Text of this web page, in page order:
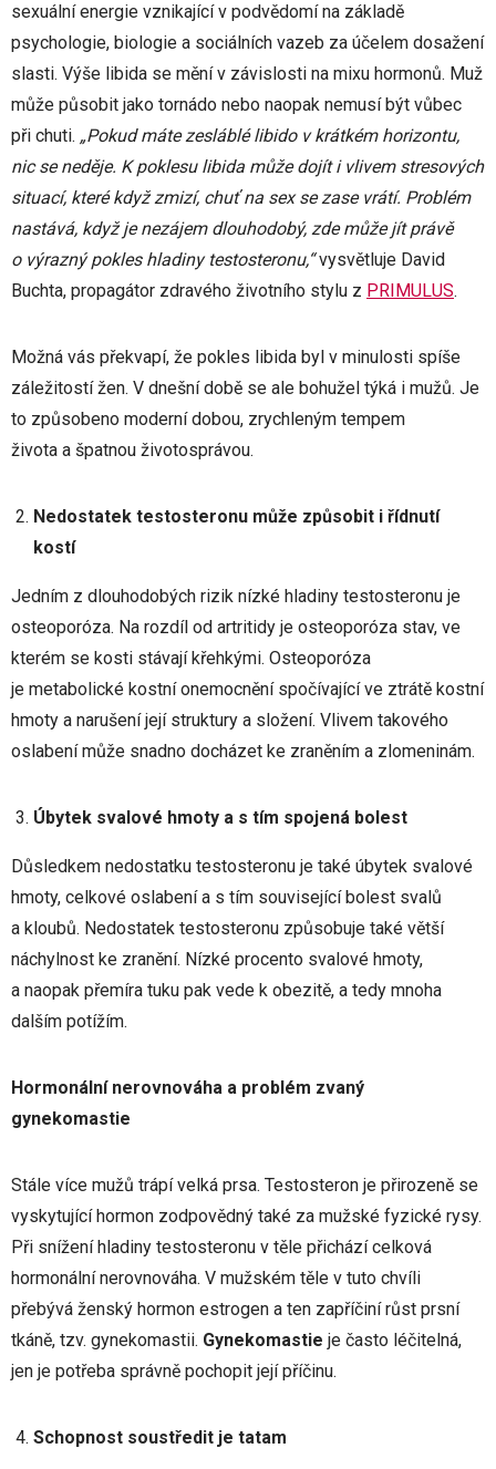
sexuální energie vznikající v podvědomí na základě
psychologie, biologie a sociálních vazeb za účelem dosažení
slasti. Výše libida se mění v závislosti na mixu hormonů. Muž
může působit jako tornádo nebo naopak nemusí být vůbec
při chuti. „Pokud máte zesláblé libido v krátkém horizontu,
nic se neděje. K poklesu libida může dojít i vlivem stresových
situací, které když zmizí, chuť na sex se zase vrátí. Problém
nastává, když je nezájem dlouhodobý, zde může jít právě
o výrazný pokles hladiny testosteronu,“vysvětluje David
Buchta, propagátor zdravého životního stylu z PRIMULUS.
Možná vás překvapí, že pokles libida byl v minulosti spíše
záležitostí žen. V dnešní době se ale bohužel týká i mužů. Je
to způsobeno moderní dobou, zrychleným tempem
života a špatnou životosprávou.
Nedostatek testosteronu může způsobit i řídnutí
kostí
Jedním z dlouhodobých rizik nízké hladiny testosteronu je
osteoporóza. Na rozdíl od artritidy je osteoporóza stav, ve
kterém se kosti stávají křehkými. Osteoporóza
je metabolické kostní onemocnění spočívající ve ztrátě kostní
hmoty a narušení její struktury a složení. Vlivem takového
oslabení může snadno docházet ke zraněním a zlomeninám.
Úbytek svalové hmoty a s tím spojená bolest
Důsledkem nedostatku testosteronu je také úbytek svalové
hmoty, celkové oslabení a s tím související bolest svalů
a kloubů. Nedostatek testosteronu způsobuje také větší
náchylnost ke zranění. Nízké procento svalové hmoty,
a naopak přemíra tuku pak vede k obezitě, a tedy mnoha
dalším potížím.
Hormonální nerovnováha a problém zvaný
gynekomastie
Stále více mužů trápí velká prsa. Testosteron je přirozeně se
vyskytující hormon zodpovědný také za mužské fyzické rysy.
Při snížení hladiny testosteronu v těle přichází celková
hormonální nerovnováha. V mužském těle v tuto chvíli
přebývá ženský hormon estrogen a ten zapříčiní růst prsní
tkáně, tzv. gynekomastii. Gynekomastie je často léčitelná,
jen je potřeba správně pochopit její příčinu.
Schopnost soustředit je tatam